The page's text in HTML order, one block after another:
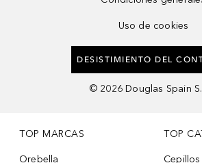
Uso de cookies
DESISTIMIENTO DEL
© 2026 Douglas Spain
TOP MARCAS
Orebella
TOP
Cepillos